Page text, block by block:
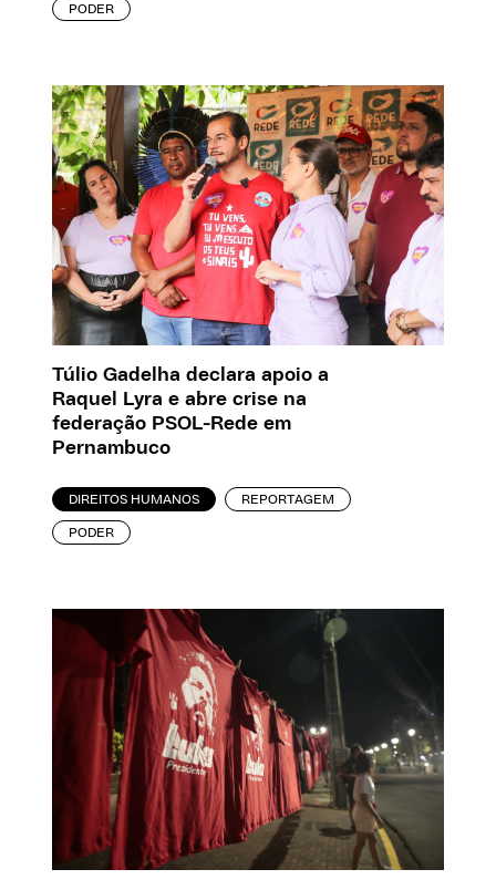
PODER
Túlio Gadelha declara apoio a
Raquel Lyra e abre crise na
federação PSOL-Rede em
Pernambuco
DIREITOS HUMANOS REPORTAGEM
PODER